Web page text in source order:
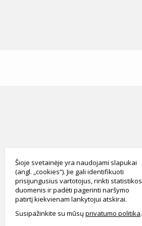
Šioje svetainėje yra naudojami slapukai
(angl. „cookies“). Jie gali identifikuoti
prisijungusius vartotojus, rinkti statistikos
duomenis ir padėti pagerinti naršymo
patirtį kiekvienam lankytojui atskirai.
Susipažinkite su mūsų privatumo politika